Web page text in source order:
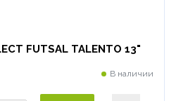
FUTSAL TALENTO 13"
В наличии